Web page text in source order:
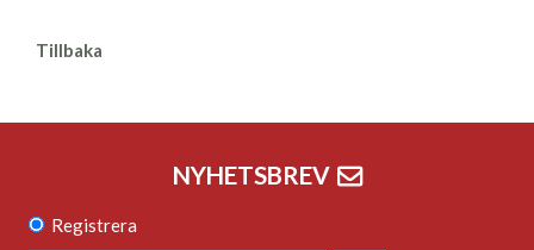
Tillbaka
NYHETSBREV
Registrera